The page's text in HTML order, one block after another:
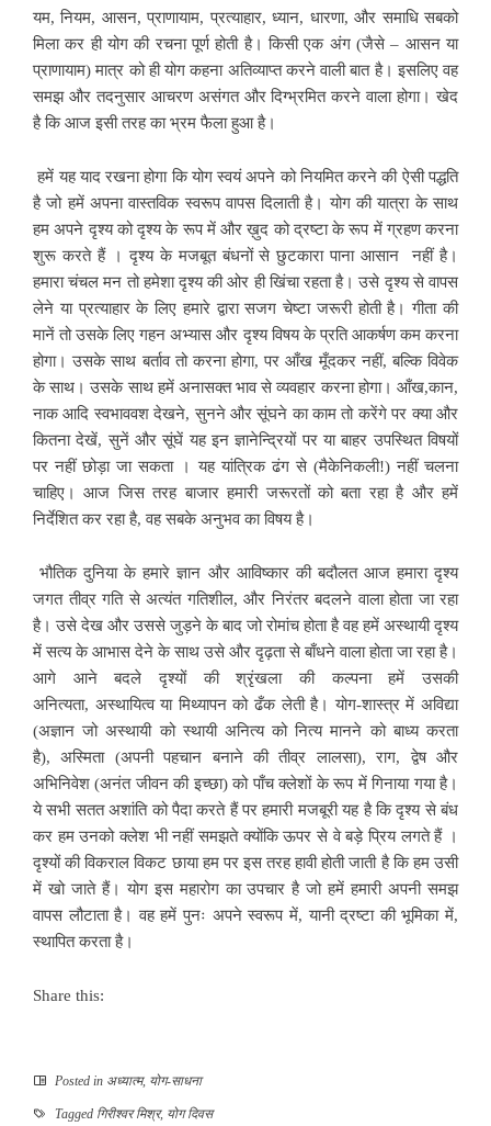
यम, नियम, आसन, प्राणायाम, प्रत्याहार, ध्यान, धारणा, और समाधि सबको
मिला कर ही योग की रचना पूर्ण होती है। किसी एक अंग (जैसे – आसन या
प्राणायाम) मात्र को ही योग कहना अतिव्याप्त करने वाली बात है। इसलिए वह
समझ और तदनुसार आचरण असंगत और दिग्भ्रमित करने वाला होगा। खेद
है कि आज इसी तरह का भ्रम फैला हुआ है।
हमें यह याद रखना होगा कि योग स्वयं अपने को नियमित करने की ऐसी पद्धति
है जो हमें अपना वास्तविक स्वरूप वापस दिलाती है। योग की यात्रा के साथ
हम अपने दृश्य को दृश्य के रूप में और ख़ुद को द्रष्टा के रूप में ग्रहण करना
शुरू करते हैं । दृश्य के मजबूत बंधनों से छुटकारा पाना आसान नहीं है।
हमारा चंचल मन तो हमेशा दृश्य की ओर ही खिंचा रहता है। उसे दृश्य से वापस
लेने या प्रत्याहार के लिए हमारे द्वारा सजग चेष्टा जरूरी होती है। गीता की
मानें तो उसके लिए गहन अभ्यास और दृश्य विषय के प्रति आकर्षण कम करना
होगा। उसके साथ बर्ताव तो करना होगा, पर आँख मूँदकर नहीं, बल्कि विवेक
के साथ। उसके साथ हमें अनासक्त भाव से व्यवहार करना होगा। आँख,कान,
नाक आदि स्वभाववश देखने, सुनने और सूंघने का काम तो करेंगे पर क्या और
कितना देखें, सुनें और सूंघें यह इन ज्ञानेन्द्रियों पर या बाहर उपस्थित विषयों
पर नहीं छोड़ा जा सकता । यह यांत्रिक ढंग से (मैकेनिकली!) नहीं चलना
चाहिए। आज जिस तरह बाजार हमारी जरूरतों को बता रहा है और हमें
निर्देशित कर रहा है, वह सबके अनुभव का विषय है।
भौतिक दुनिया के हमारे ज्ञान और आविष्कार की बदौलत आज हमारा दृश्य
जगत तीव्र गति से अत्यंत गतिशील, और निरंतर बदलने वाला होता जा रहा
है। उसे देख और उससे जुड़ने के बाद जो रोमांच होता है वह हमें अस्थायी दृश्य
में सत्य के आभास देने के साथ उसे और दृढ़ता से बाँधने वाला होता जा रहा है।
आगे आने बदले दृश्यों की श्रृंखला की कल्पना हमें उसकी
अनित्यता, अस्थायित्व या मिथ्यापन को ढँक लेती है। योग-शास्त्र में अविद्या
(अज्ञान जो अस्थायी को स्थायी अनित्य को नित्य मानने को बाध्य करता
है), अस्मिता (अपनी पहचान बनाने की तीव्र लालसा), राग, द्वेष और
अभिनिवेश (अनंत जीवन की इच्छा) को पाँच क्लेशों के रूप में गिनाया गया है।
ये सभी सतत अशांति को पैदा करते हैं पर हमारी मजबूरी यह है कि दृश्य से बंध
कर हम उनको क्लेश भी नहीं समझते क्योंकि ऊपर से वे बड़े प्रिय लगते हैं ।
दृश्यों की विकराल विकट छाया हम पर इस तरह हावी होती जाती है कि हम उसी
में खो जाते हैं। योग इस महारोग का उपचार है जो हमें हमारी अपनी समझ
वापस लौटाता है। वह हमें पुनः अपने स्वरूप में, यानी द्रष्टा की भूमिका में,
स्थापित करता है।
Share this:
Posted in अध्यात्म, योग-साधना
Tagged गिरीश्वर मिश्र, योग दिवस